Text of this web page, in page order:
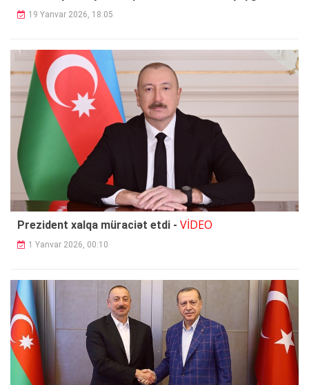
19 Yanvar 2026, 18:05
Prezident xalqa müraciət etdi - VİDEO
1 Yanvar 2026, 00:10